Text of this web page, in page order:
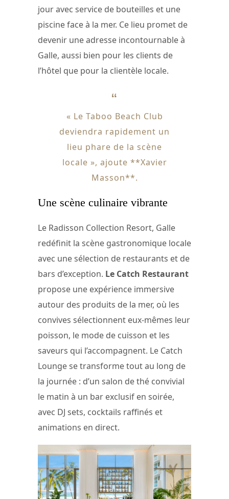
jour avec service de bouteilles et une
piscine face à la mer. Ce lieu promet de
devenir une adresse incontournable à
Galle, aussi bien pour les clients de
l’hôtel que pour la clientèle locale.
« Le Taboo Beach Club
deviendra rapidement un
lieu phare de la scène
locale », ajoute **Xavier
Masson**.
Une scène culinaire vibrante
Le Radisson Collection Resort, Galle
redéfinit la scène gastronomique locale
avec une sélection de restaurants et de
bars d’exception. Le Catch Restaurant
propose une expérience immersive
autour des produits de la mer, où les
convives sélectionnent eux-mêmes leur
poisson, le mode de cuisson et les
saveurs qui l’accompagnent. Le Catch
Lounge se transforme tout au long de
la journée : d’un salon de thé convivial
le matin à un bar exclusif en soirée,
avec DJ sets, cocktails raffinés et
animations en direct.